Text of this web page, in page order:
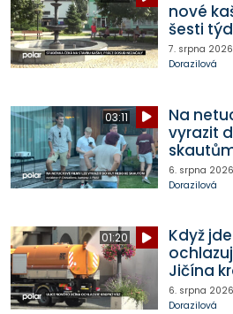
nové
šesti
7. srpna 2026
Dorazilová
03:11
Na
vyrazit
6. srpna 2026
Dorazilová
01:20
Když
Jičína
6. srpna 2026
Dorazilová